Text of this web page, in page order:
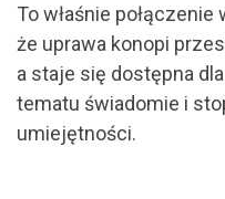
To właśnie
że uprawa konopi
a staje się dostępna
tematu świadomie i
umiejętności.